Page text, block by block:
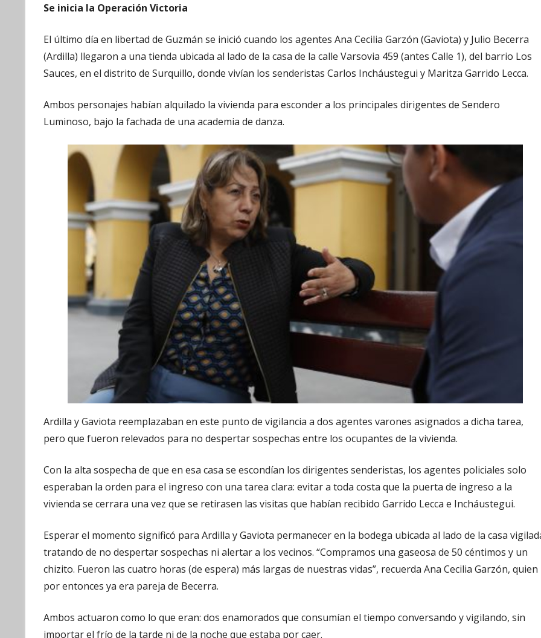
Se inicia la Operación Victoria
El último día en libertad de Guzmán se inició cuando los agentes Ana Cecilia Garzón (Gaviota) y Julio Becerra
(Ardilla) llegaron a una tienda ubicada al lado de la casa de la calle Varsovia 459 (antes Calle 1), del barrio Los
Sauces, en el distrito de Surquillo, donde vivían los senderistas Carlos Incháustegui y Maritza Garrido Lecca.
Ambos personajes habían alquilado la vivienda para esconder a los principales dirigentes de Sendero
Luminoso, bajo la fachada de una academia de danza.
Ardilla y Gaviota reemplazaban en este punto de vigilancia a dos agentes varones asignados a dicha tarea,
pero que fueron relevados para no despertar sospechas entre los ocupantes de la vivienda.
Con la alta sospecha de que en esa casa se escondían los dirigentes senderistas, los agentes policiales solo
esperaban la orden para el ingreso con una tarea clara: evitar a toda costa que la puerta de ingreso a la
vivienda se cerrara una vez que se retirasen las visitas que habían recibido Garrido Lecca e Incháustegui.
Esperar el momento significó para Ardilla y Gaviota permanecer en la bodega ubicada al lado de la casa
tratando de no despertar sospechas ni alertar a los vecinos. “Compramos una gaseosa de 50 céntimos y un
chizito. Fueron las cuatro horas (de espera) más largas de nuestras vidas”, recuerda Ana Cecilia Garzón, quien
por entonces ya era pareja de Becerra.
Ambos actuaron como lo que eran: dos enamorados que consumían el tiempo conversando y vigilando, sin
importar el frío de la tarde ni de la noche que estaba por caer.